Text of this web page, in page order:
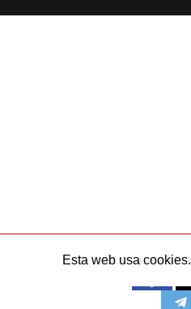
Esta web usa cookies.